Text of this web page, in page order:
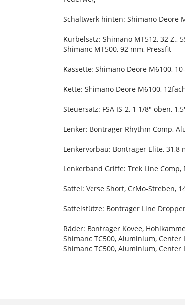
Schaltwerk hinten: Shimano Deore
Kurbelsatz: Shimano MT512, 32 Z.,
Shimano MT500, 92 mm, Pressfit
Kassette: Shimano Deore M6100,
Kette: Shimano Deore M6100, 12fach
Steuersatz: FSA IS-2, 1 1/8" oben,
Lenker: Bontrager Rhythm Comp,
Lenkervorbau: Bontrager Elite,
Lenkerband Griffe: Trek Line
Sattel: Verse Short, CrMo-Streben,
Sattelstütze: Bontrager Line
Räder: Bontrager Kovee,
Shimano TC500, Aluminium, Center
Shimano TC500, Aluminium, Center